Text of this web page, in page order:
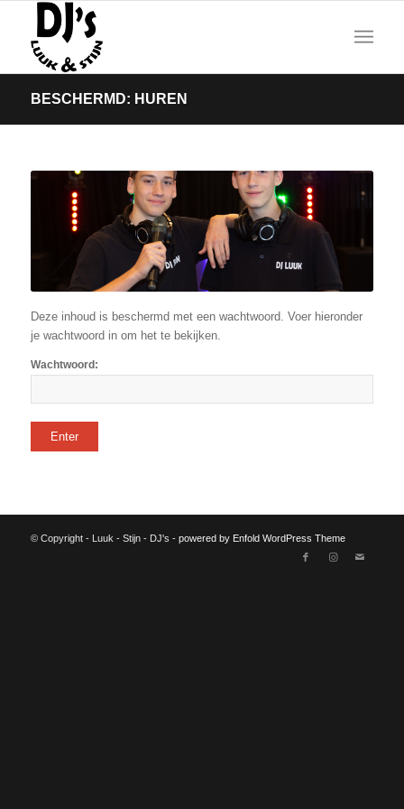
BESCHERMD: HUREN
Deze inhoud is beschermd met een wachtwoord. Voer hieronder
je wachtwoord in om het te bekijken.
Wachtwoord:
© Copyright - Luuk - Stijn - DJ's - powered by Enfold WordPress Theme